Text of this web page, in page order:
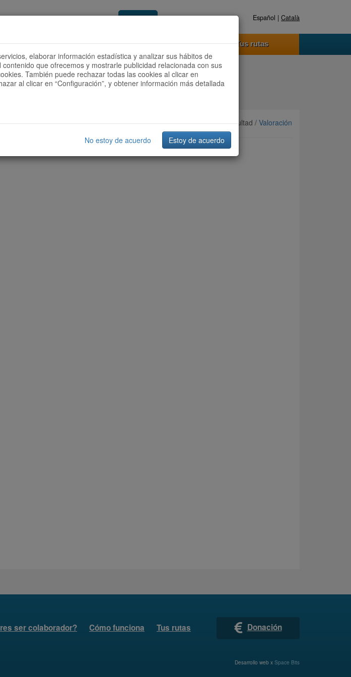
Acceder Registrate ahora Español | Català
ser colaborador? Cómo funciona Tus rutas
Ordenar por:Más recientes/ Dificultad / Valoración
ser colaborador? Cómo funciona Tus rutas Donación
Desarrollo web x Space Bits
elaborar información estadística y analizar sus hábitos de
que ofrecemos y mostrarle publicidad relacionada con sus
También puede rechazar todas las cookies al clicar en
al clicar en “Configuración”, y obtener información más detallada
No estoy de acuerdo Estoy de acuerdo